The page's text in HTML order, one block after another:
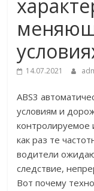
14.07.2021
ABS3
условиям и
как раз те
водители
следствие,
Вот почему